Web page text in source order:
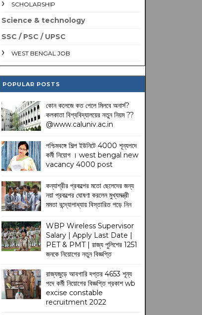
SCHOLARSHIP
Science & technology
SSC / PSC / UPSC
WEST BENGAL JOB
POPULAR POSTS
কোন কলেজে কত পেলে মিলবে অনার্স?
কলকাতা বিশ্ববিদ্যালয়ের নতুন নিয়ম??
@www.caluniv.ac.in
পশ্চিমবঙ্গে শিল্প ইউনিটে 4000 শূন্যপদে
কর্মী নিয়োগ । west bengal new
vacancy 4000 post
কন্যাশ্রীর প্রকল্পের মতো ছেলেদের জন্য
নয়া প্রকল্পের ঘোষণা করলেন মুখ্যমন্ত্রী
মমতা বন্দ্যোপাধ্যায় বিস্তারিত পড়ে নিন
WBP Wireless Supervisor
Salary | Apply Last Date |
PET & PMT | রাজ্য পুলিশের 1251
জনকে নিয়োগের নতুন বিজ্ঞপ্তি
রাজ্যজুড়ে আবগারি দপ্তর 4653 শূন্য
পদে কর্মী নিয়োগের বিজ্ঞপ্তি প্রকাশ wb
excise constable
recruitment 2022